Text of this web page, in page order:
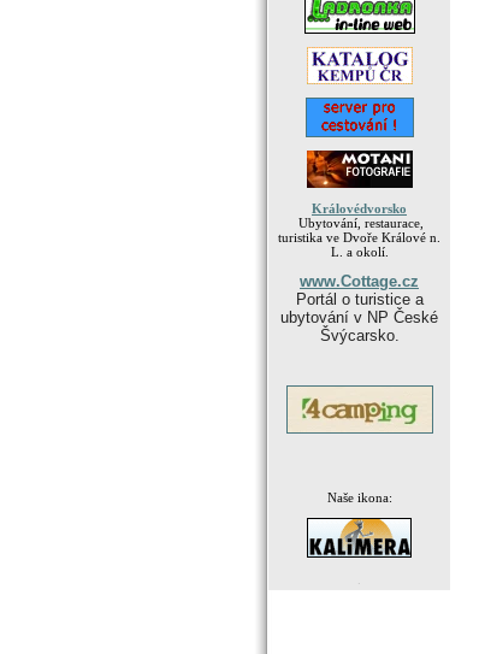
Královédvorsko
Ubytování, restaurace,
turistika ve Dvoře Králové n.
L. a okolí.
www.Cottage.cz
Portál o turistice a
ubytování v NP České
Švýcarsko.
Naše ikona: